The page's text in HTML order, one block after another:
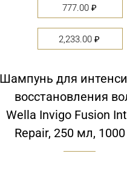
777.00 ₽
2,233.00₽
Шампунь для
восстановления
Wella Invigo Fusion
Repair, 250 мл,